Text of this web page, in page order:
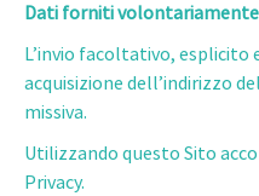
Dati forniti
L’invio facoltativo,
acquisizione dell’indirizzo
missiva.
Utilizzando questo Sito
Privacy.